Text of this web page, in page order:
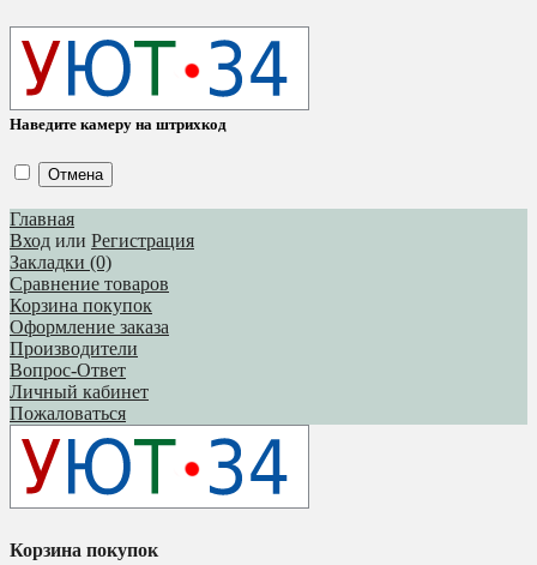
Наведите камеру на штрихкод
Отмена
Главная
Вход или Регистрация
Закладки (0)
Сравнение товаров
Корзина покупок
Оформление заказа
Производители
Вопрос-Ответ
Личный кабинет
Пожаловаться
Корзина покупок